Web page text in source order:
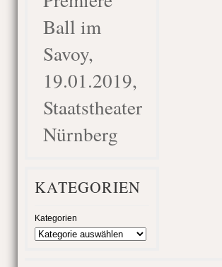
Ball im
Savoy,
19.01.2019,
Staatstheater
Nürnberg
KATEGORIEN
Kategorien